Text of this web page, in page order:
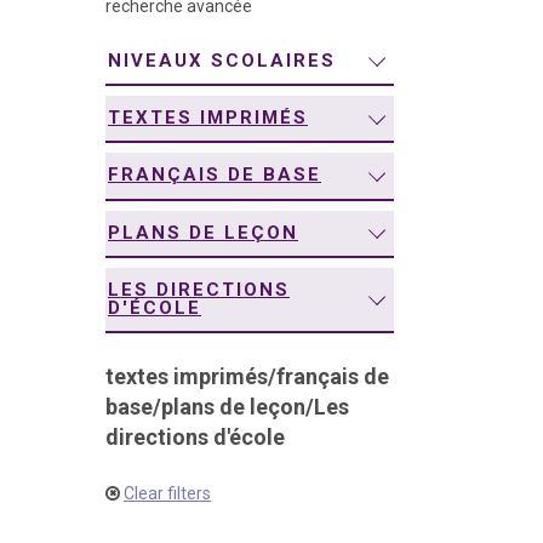
recherche avancée
NIVEAUX SCOLAIRES
TEXTES IMPRIMÉS
FRANÇAIS DE BASE
PLANS DE LEÇON
LES DIRECTIONS
D'ÉCOLE
textes imprimés/français de
base/plans de leçon/Les
directions d'école
Clear filters